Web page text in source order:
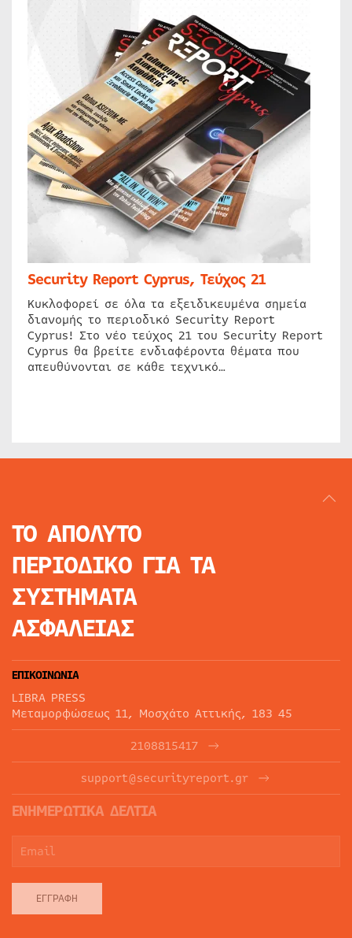
Security Report Cyprus, Τεύχος 21
Κυκλοφορεί σε όλα τα εξειδικευμένα σημεία
διανομής το περιοδικό Security Report
Cyprus! Στο νέο τεύχος 21 του Security Report
Cyprus θα βρείτε ενδιαφέροντα θέματα που
απευθύνονται σε κάθε τεχνικό…
ΤΟ ΑΠΟΛΥΤΟ
ΠΕΡΙΟΔΙΚΟ ΓΙΑ ΤΑ
ΣΥΣΤΗΜΑΤΑ
ΑΣΦΑΛΕΙΑΣ
ΕΠΙΚΟΙΝΩΝΙΑ
LIBRA PRESS
Μεταμορφώσεως 11, Μοσχάτο Αττικής, 183 45
2108815417
support@securityreport.gr
ΕΝΗΜΕΡΩΤΙΚΑ ΔΕΛΤΙΑ
ΕΓΓΡΑΦΉ